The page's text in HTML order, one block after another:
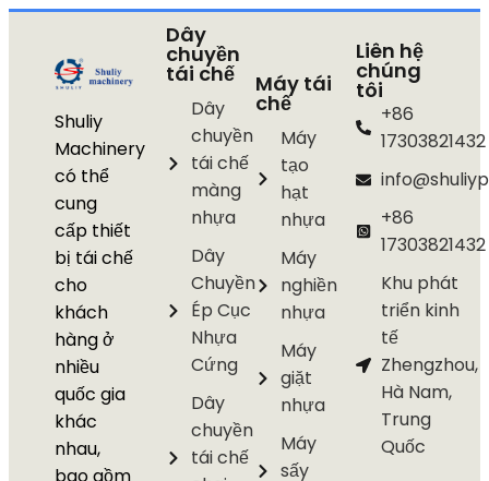
Shuliy
Machinery
có thể
cung
cấp thiết
bị tái chế
cho
khách
hàng ở
nhiều
quốc gia
khác
nhau,
Dây
chuyền
tái chế
Dây
chuyền
tái chế
màng
nhựa
Dây
Chuyền
Ép Cục
Nhựa
Cứng
Dây
chuyền
tái chế
Máy tái
chế
Máy
tạo
hạt
nhựa
Máy
nghiền
nhựa
Máy
giặt
nhựa
Máy
sấy
Liên hệ
chúng
tôi
+86
17303821432
+86
17303821432
Khu phát
triển kinh
tế
Zhengzhou,
Hà Nam,
Trung
Quốc